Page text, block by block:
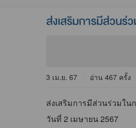
ส่งเสริมการมีส่วนร่
3 เม.ย. 67 อ่าน 467 ครั้ง
ส่งเสริมการมีส่วนร่วมใ
วันที่ 2 เมษายน 2567